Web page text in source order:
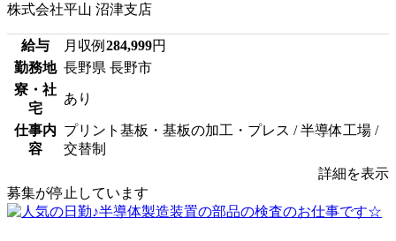
株式会社平山 沼津支店
給与 月収例 284,999円
勤務地 長野県 長野市
寮・社
宅
あり
仕事内
容
プリント基板・基板の加工・プレス / 半導体工場 /
交替制
詳細を表示
募集が停止しています